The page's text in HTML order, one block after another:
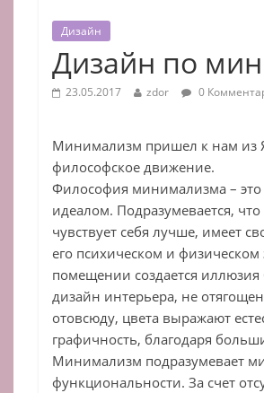
Дизайн
Дизайн по
23.05.2017 zdor 0
Минимализм пришел к нам из
философское движение.
Философия минимализма – это
идеалом. Подразумевается,
чувствует себя лучше, имеет
его психическом и
помещении создается
дизайн интерьера, не
отовсюду, цвета выражают
графичность, благодаря
Минимализм подразумевает
функциональности. За счет